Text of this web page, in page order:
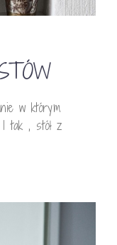
w którym
tak , stół z